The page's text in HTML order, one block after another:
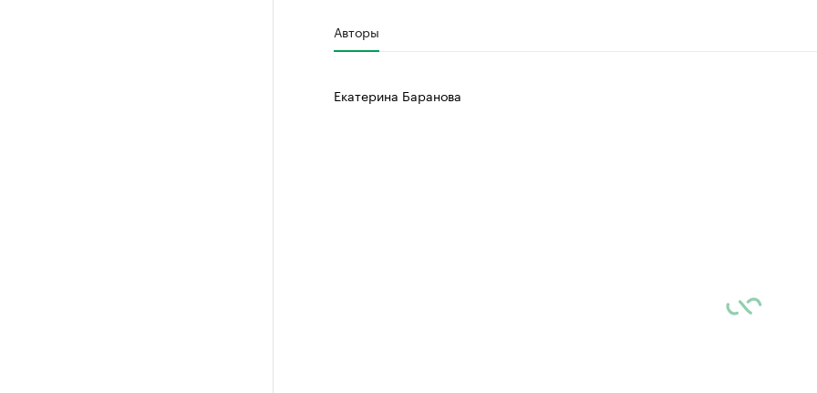
Авторы
Екатерина Баранова